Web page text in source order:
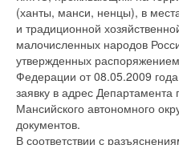
(ханты, манси, ненцы), в
и традиционной
малочисленных народов
утвержденных
Федерации от 08.05.2009
заявку в адрес
Мансийского автономного
документов.
В соответствии с